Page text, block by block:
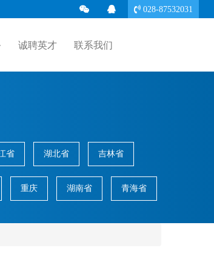
028-87532031
诚聘英才(current)联系我们
省 湖北省 吉林省
重庆 湖南省 青海省